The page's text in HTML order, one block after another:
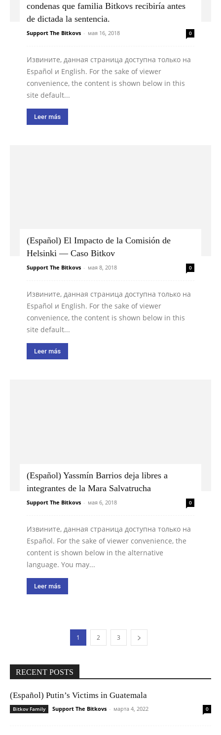
condenas que familia Bitkovs recibiría antes
de dictada la sentencia.
Support The Bitkovs - мая 16, 2018 0
Извините, данная страница доступна только на
Español и English. For the sake of viewer
convenience, the content is shown below in this
site default...
Leer más
(Español) El Impacto de la Comisión de
Helsinki — Caso Bitkov
Support The Bitkovs - мая 8, 2018 0
Извините, данная страница доступна только на
Español и English. For the sake of viewer
convenience, the content is shown below in this
site default...
Leer más
(Español) Yassmín Barrios deja libres a
integrantes de la Mara Salvatrucha
Support The Bitkovs - мая 6, 2018 0
Извините, данная страница доступна только на
Español. For the sake of viewer convenience, the
content is shown below in the alternative
language. You may...
Leer más
1 2 3
RECENT POSTS
(Español) Putin’s Victims in Guatemala
Bitkov Family Support The Bitkovs - марта 4, 2022 0